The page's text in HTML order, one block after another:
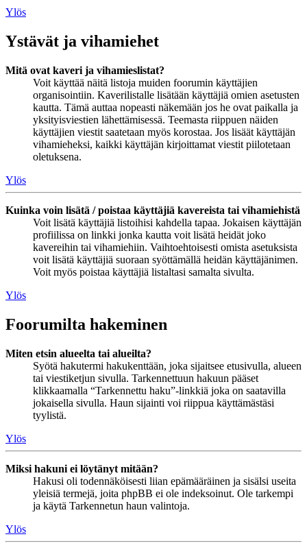
Ylös
Ystävät ja vihamiehet
Mitä ovat kaveri ja vihamieslistat?
Voit käyttää näitä listoja muiden foorumin käyttäjien
organisointiin. Kaverilistalle lisätään käyttäjiä omien asetusten
kautta. Tämä auttaa nopeasti näkemään jos he ovat paikalla ja
yksityisviestien lähettämisessä. Teemasta riippuen näiden
käyttäjien viestit saatetaan myös korostaa. Jos lisäät käyttäjän
vihamieheksi, kaikki käyttäjän kirjoittamat viestit piilotetaan
oletuksena.
Ylös
Kuinka voin lisätä / poistaa käyttäjiä kavereista tai vihamiehistä
Voit lisätä käyttäjiä listoihisi kahdella tapaa. Jokaisen käyttäjän
profiilissa on linkki jonka kautta voit lisätä heidät joko
kavereihin tai vihamiehiin. Vaihtoehtoisesti omista asetuksista
voit lisätä käyttäjiä suoraan syöttämällä heidän käyttäjänimen.
Voit myös poistaa käyttäjiä listaltasi samalta sivulta.
Ylös
Foorumilta hakeminen
Miten etsin alueelta tai alueilta?
Syötä hakutermi hakukenttään, joka sijaitsee etusivulla, alueen
tai viestiketjun sivulla. Tarkennettuun hakuun pääset
klikkaamalla “Tarkennettu haku”-linkkiä joka on saatavilla
jokaisella sivulla. Haun sijainti voi riippua käyttämästäsi
tyylistä.
Ylös
Miksi hakuni ei löytänyt mitään?
Hakusi oli todennäköisesti liian epämääräinen ja sisälsi useita
yleisiä termejä, joita phpBB ei ole indeksoinut. Ole tarkempi
ja käytä Tarkennetun haun valintoja.
Ylös